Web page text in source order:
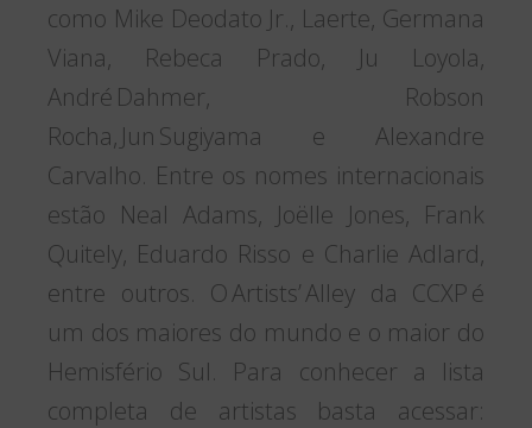
como Mike Deodato Jr., Laerte, Germana
Viana, Rebeca Prado, Ju Loyola,
André Dahmer, Robson
Rocha, Jun Sugiyama e Alexandre
Carvalho. Entre os nomes internacionais
estão Neal Adams, Joëlle Jones, Frank
Quitely, Eduardo Risso e Charlie Adlard,
entre outros. O Artists’ Alley da CCXP é
um dos maiores do mundo e o maior do
Hemisfério Sul. Para conhecer a lista
completa de artistas basta acessar: